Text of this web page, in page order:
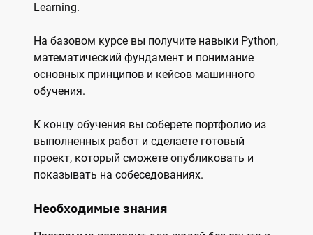
Learning.
На базовом курсе вы получите навыки Python,
математический фундамент и понимание
основных принципов и кейсов машинного
обучения.
К концу обучения вы соберете портфолио из
выполненных работ и сделаете готовый
проект, который сможете опубликовать и
показывать на собеседованиях.
Необходимые знания